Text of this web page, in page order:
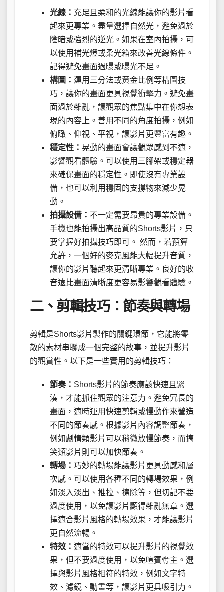
光線： 充足且柔和的光線能讓你的影片看
起來更專業。盡量選擇自然光，避免過於
陰暗或強烈的逆光。如果在室內拍攝，可
以使用補光燈或柔光箱來改善光線條件。
記得避免畫面過曝或曝光不足。
構圖： 運用三分法或黃金比例等構圖技
巧，讓你的畫面更具視覺衝擊力。避免畫
面過於雜亂，讓觀眾的焦點集中在你想表
現的內容上。善用不同的角度拍攝，例如
俯瞰、仰視、平視，讓影片更豐富有趣。
穩定性： 晃動的畫面會讓觀眾感到不適，
影響觀看體驗。可以使用三腳架或穩定器
來確保畫面的穩定性。即使沒有專業設
備，也可以利用穩固的支撐物來減少晃
動。
拍攝設備： 不一定需要昂貴的專業設備。
手機也能拍攝出高品質的Shorts影片，只
要掌握好拍攝技巧即可。 然而，若預算
允許，一個好的麥克風能大幅提升音質，
讓你的影片聽起來更清晰專業。良好的收
音遠比畫面清晰度更容易影響觀看體驗。
二、剪輯技巧：節奏與轉場
剪輯是Shorts影片製作的關鍵環節，它能將零
散的素材串聯成一個完整的故事，並提升影片
的觀賞性。以下是一些實用的剪輯技巧：
節奏： Shorts影片的節奏應該快速且緊
湊，才能抓住觀眾的注意力。避免冗長的
畫面，適時運用快速剪輯或慢動作來營造
不同的節奏感。根據影片內容調整節奏，
例如劇情類影片可以稍微放慢節奏，而搞
笑類影片則可以加快節奏。
轉場： 巧妙的轉場能讓影片更具動感和層
次感。可以使用各種不同的轉場效果，例
如淡入淡出、推拉、擦除等，但切記不要
過度使用，以免讓影片顯得雜亂無章。選
擇適合影片風格的轉場效果，才能讓影片
更自然流暢。
特效： 適當的特效可以提升影片的視覺效
果，但不要過度使用，以免喧賓奪主。選
擇與影片風格相符的特效，例如文字特
效、濾鏡、動畫等，讓影片更具吸引力。